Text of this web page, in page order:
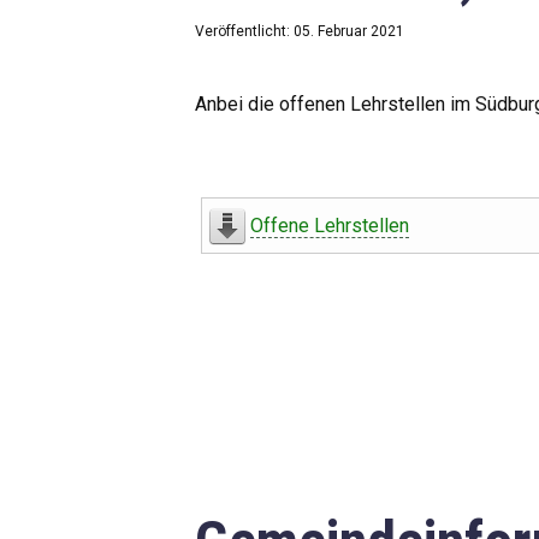
Veröffentlicht: 05. Februar 2021
Anbei die offenen Lehrstellen im
Offene Lehrstellen